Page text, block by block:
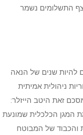
התשלומים נשמר
להיות שנים של הנאה
ניהולית אמיתית
זאת היטב הייזלר:
המגן הכלכלית שמונעת
של המבוטח